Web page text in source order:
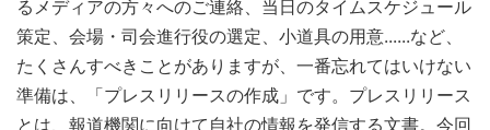
るメディアの方々へのご連絡、当日のタイムスケジュール
策定、会場・司会進行役の選定、小道具の用意......など、
たくさんすべきことがありますが、一番忘れてはいけない
準備は、「プレスリリースの作成」です。プレスリリース
とは、報道機関に向けて自社の情報を発信する文書。今回